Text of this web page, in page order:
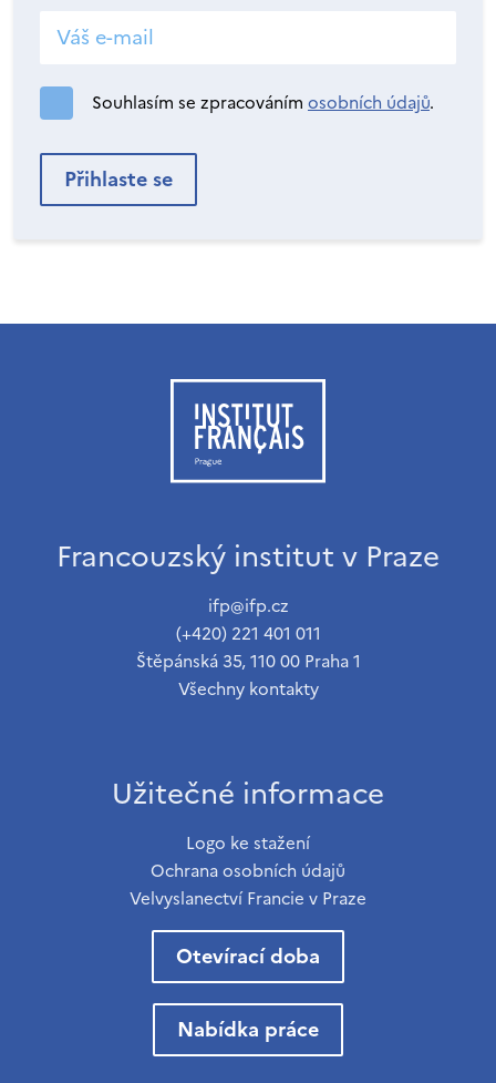
Souhlasím se zpracováním osobních údajů.
Francouzský institut v Praze
ifp@ifp.cz
(+420) 221 401 011
Štěpánská 35, 110 00 Praha 1
Všechny kontakty
Užitečné informace
Logo ke stažení
Ochrana osobních údajů
Velvyslanectví Francie v Praze
Otevírací doba
Nabídka práce